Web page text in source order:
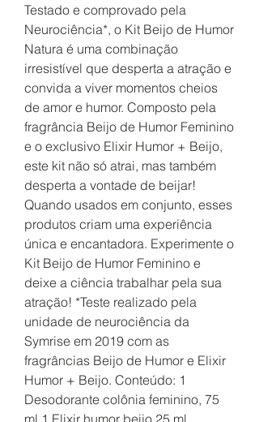
Testado e comprovado pela
Neurociência*, o Kit Beijo de Humor
Natura é uma combinação
irresistível que desperta a atração e
convida a viver momentos cheios
de amor e humor. Composto pela
fragrância Beijo de Humor Feminino
e o exclusivo Elixir Humor + Beijo,
este kit não só atrai, mas também
desperta a vontade de beijar!
Quando usados em conjunto, esses
produtos criam uma experiência
única e encantadora. Experimente o
Kit Beijo de Humor Feminino e
deixe a ciência trabalhar pela sua
atração! *Teste realizado pela
unidade de neurociência da
Symrise em 2019 com as
fragrâncias Beijo de Humor e Elixir
Humor + Beijo. Conteúdo: 1
Desodorante colônia feminino, 75